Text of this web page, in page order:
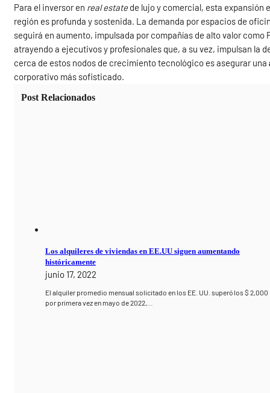
Para el inversor en real estatede lujo y comercial, esta expansión
región es profunda y sostenida. La demanda por espacios de
seguirá en aumento, impulsada por compañías de alto valor
atrayendo a ejecutivos y profesionales que, a su vez, impulsan la
cerca de estos nodos de crecimiento tecnológico es asegurar una
corporativo más sofisticado.
Post Relacionados
Los alquileres de viviendas en EE.UU siguen aumentando
históricamente
junio 17, 2022
El alquiler promedio mensual solicitado en los EE. UU. superó los $ 2,000
por primera vez en mayo de 2022,…